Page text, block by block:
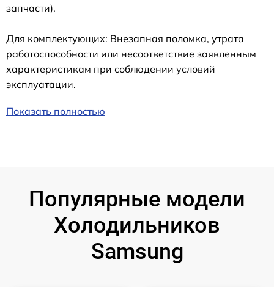
запчасти).
Для комплектующих: Внезапная поломка, утрата
работоспособности или несоответствие заявленным
характеристикам при соблюдении условий
эксплуатации.
Показать полностью
Популярные модели
Холодильников
Samsung